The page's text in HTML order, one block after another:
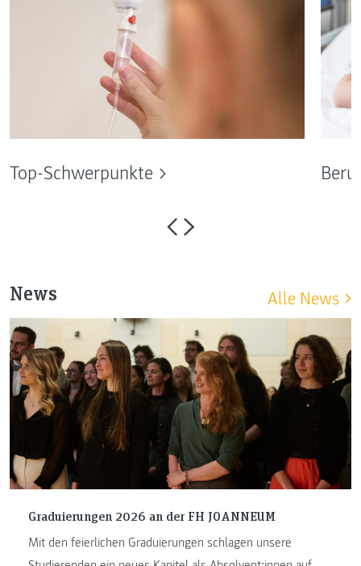
Top-Schwerpunkte
News Alle News
Graduierungen 2026 an der FH JOANNEUM
Mit den feierlichen Graduierungen schlagen unsere